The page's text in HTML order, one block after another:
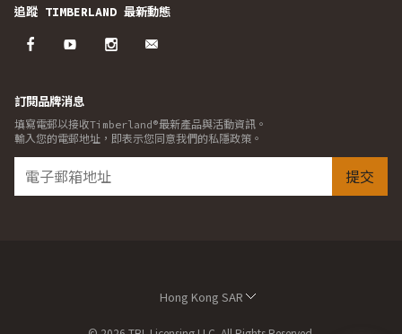
追蹤 TIMBERLAND 最新動態
訂閱品牌消息
填寫電郵以接收Timberland®最新產品與活動資訊。
輸入您的電郵地址，即表示您同意我們的私隱政策。
提交
Hong Kong SAR